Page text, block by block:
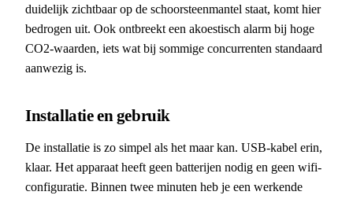
duidelijk zichtbaar op de schoorsteenmantel staat, komt hier
bedrogen uit. Ook ontbreekt een akoestisch alarm bij hoge
CO2-waarden, iets wat bij sommige concurrenten standaard
aanwezig is.
Installatie en gebruik
De installatie is zo simpel als het maar kan. USB-kabel erin,
klaar. Het apparaat heeft geen batterijen nodig en geen wifi-
configuratie. Binnen twee minuten heb je een werkende